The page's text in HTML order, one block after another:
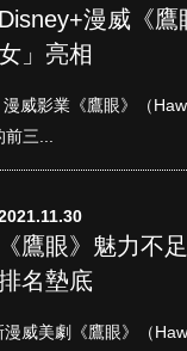
Disney+漫威《
」亮相
威影業《鷹眼》（
三...
《鷹眼》魅力不
名墊底
威美劇《鷹眼》（
古